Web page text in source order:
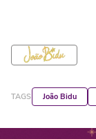
TAGS João Bidu